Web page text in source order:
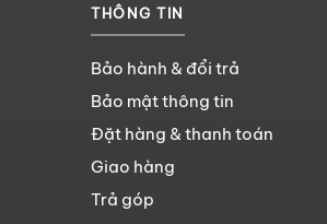
THÔNG TIN
Bảo hành & đổi trả
Bảo mật thông tin
Đặt hàng & thanh toán
Giao hàng
Trả góp